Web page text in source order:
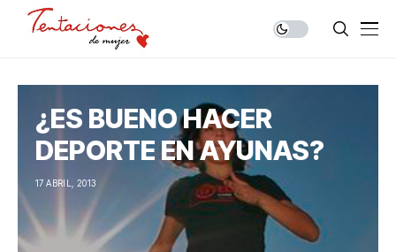
¿ES BUENO HACER
DEPORTE EN AYUNAS?
17 ABRIL, 2013